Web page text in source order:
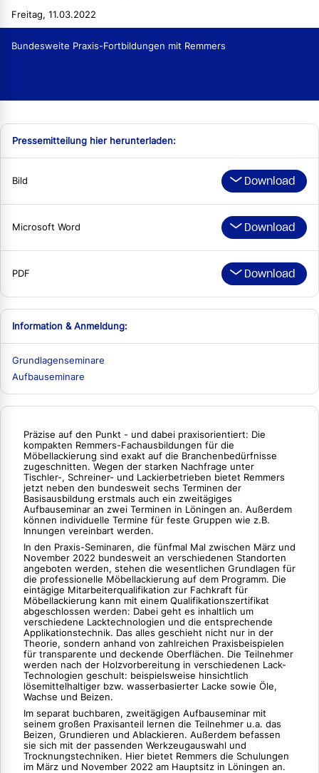
Freitag, 11.03.2022
Bundesweite Praxis-Fortbildungen mit Remmers
Pressemitteilung hier herunterladen:
Bild Download
Microsoft Word Download
PDF Download
Information & Anmeldung:
Grundlagenseminare
Aufbauseminare
Präzise auf den Punkt - und dabei praxisorientiert: Die
kompakten Remmers-Fachausbildungen für die
Möbellackierung sind exakt auf die Branchenbedürfnisse
zugeschnitten. Wegen der starken Nachfrage unter
Tischler-, Schreiner- und Lackierbetrieben bietet Remmers
jetzt neben den bundesweit sechs Terminen der
Basisausbildung erstmals auch ein zweitägiges
Aufbauseminar an zwei Terminen in Löningen an. Außerdem
können individuelle Termine für feste Gruppen wie z.B.
Innungen vereinbart werden.
In den Praxis-Seminaren, die fünfmal Mal zwischen März und
November 2022 bundesweit an verschiedenen Standorten
angeboten werden, stehen die wesentlichen Grundlagen für
die professionelle Möbellackierung auf dem Programm. Die
eintägige Mitarbeiterqualifikation zur Fachkraft für
Möbellackierung kann mit einem Qualifikationszertifikat
abgeschlossen werden: Dabei geht es inhaltlich um
verschiedene Lacktechnologien und die entsprechende
Applikationstechnik. Das alles geschieht nicht nur in der
Theorie, sondern anhand von zahlreichen Praxisbeispielen
für transparente und deckende Oberflächen. Die Teilnehmer
werden nach der Holzvorbereitung in verschiedenen Lack-
Technologien geschult: beispielsweise hinsichtlich
lösemittelhaltiger bzw. wasserbasierter Lacke sowie Öle,
Wachse und Beizen.
Im separat buchbaren, zweitägigen Aufbauseminar mit
seinem großen Praxisanteil lernen die Teilnehmer u.a. das
Beizen, Grundieren und Ablackieren. Außerdem befassen
sie sich mit der passenden Werkzeugauswahl und
Trocknungstechniken. Hier bietet Remmers die Schulungen
im März und November 2022 am Hauptsitz in Löningen an.